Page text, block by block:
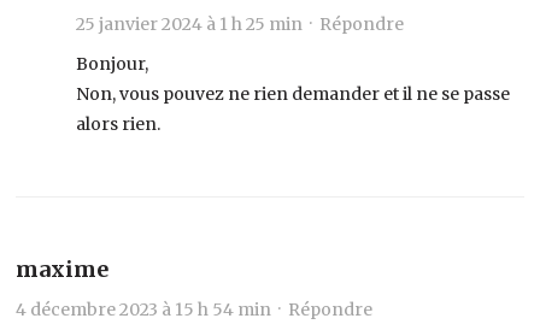
25 janvier 2024 à 1 h 25 min · Répondre
Bonjour,
Non, vous pouvez ne rien demander et il ne se passe
alors rien.
maxime
4 décembre 2023 à 15 h 54 min · Répondre